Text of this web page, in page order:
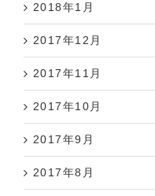
2018年1月
2017年12月
2017年11月
2017年10月
2017年9月
2017年8月